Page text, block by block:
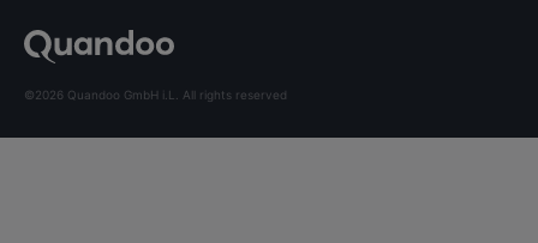
©2026 Quandoo GmbH i.L. All rights reserved